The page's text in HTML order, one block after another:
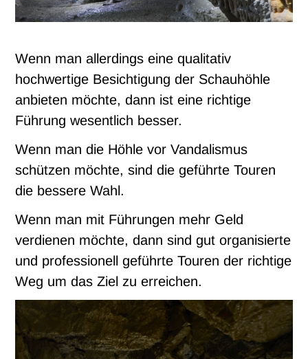
Wenn man allerdings eine qualitativ
hochwertige Besichtigung der Schauhöhle
anbieten möchte, dann ist eine richtige
Führung wesentlich besser.
Wenn man die Höhle vor Vandalismus
schützen möchte, sind die geführte Touren
die bessere Wahl.
Wenn man mit Führungen mehr Geld
verdienen möchte, dann sind gut organisierte
und professionell geführte Touren der richtige
Weg um das Ziel zu erreichen.